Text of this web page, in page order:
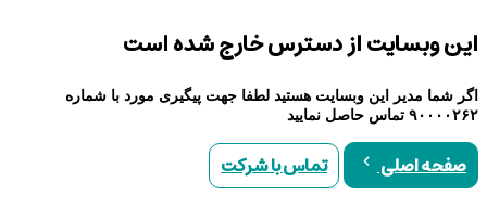
این وبسایت از دسترس خارج شده است
اگر شما مدیر این وبسایت هستید لطفا جهت پیگیری مورد با شماره
۹۰۰۰۰۲۶۲ تماس حاصل نمایید
صفحه اصلی تماس با شرکت